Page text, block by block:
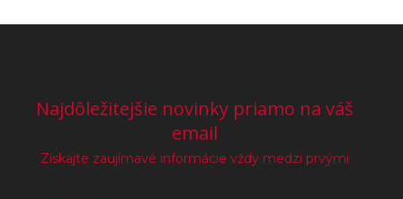
Najdôležitejšie novinky priamo na váš
email
Získajte zaujímavé informácie vždy medzi prvými